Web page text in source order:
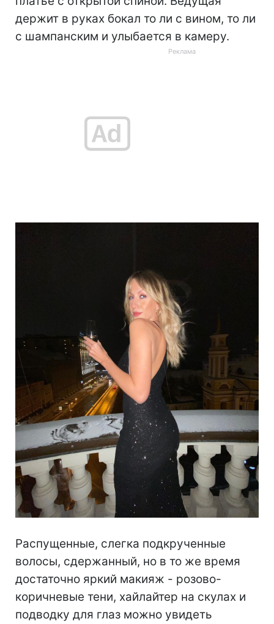
держит в руках бокал то ли с вином, то ли
с шампанским и улыбается в камеру.
Распущенные, слегка подкрученные
волосы, сдержанный, но в то же время
достаточно яркий макияж - розово-
коричневые тени, хайлайтер на скулах и
подводку для глаз можно увидеть